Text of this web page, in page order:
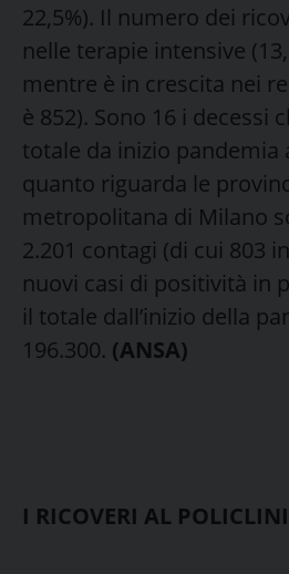
22,5%). Il numero dei
nelle terapie intensive
mentre è in crescita nei
è 852). Sono 16 i decessi
totale da inizio pandemia
quanto riguarda le
metropolitana di Milano
2.201 contagi (di cui 803
nuovi casi di positività in
il totale dall’inizio della
196.300. (ANSA)
I RICOVERI AL